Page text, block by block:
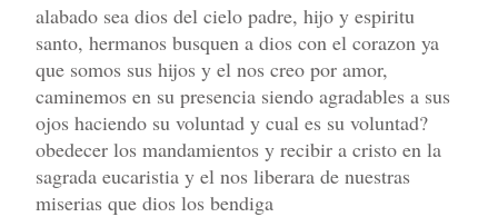
alabado sea dios del cielo padre, hijo y espiritu
santo, hermanos busquen a dios con el corazon ya
que somos sus hijos y el nos creo por amor,
caminemos en su presencia siendo agradables a sus
ojos haciendo su voluntad y cual es su voluntad?
obedecer los mandamientos y recibir a cristo en la
sagrada eucaristia y el nos liberara de nuestras
miserias que dios los bendiga